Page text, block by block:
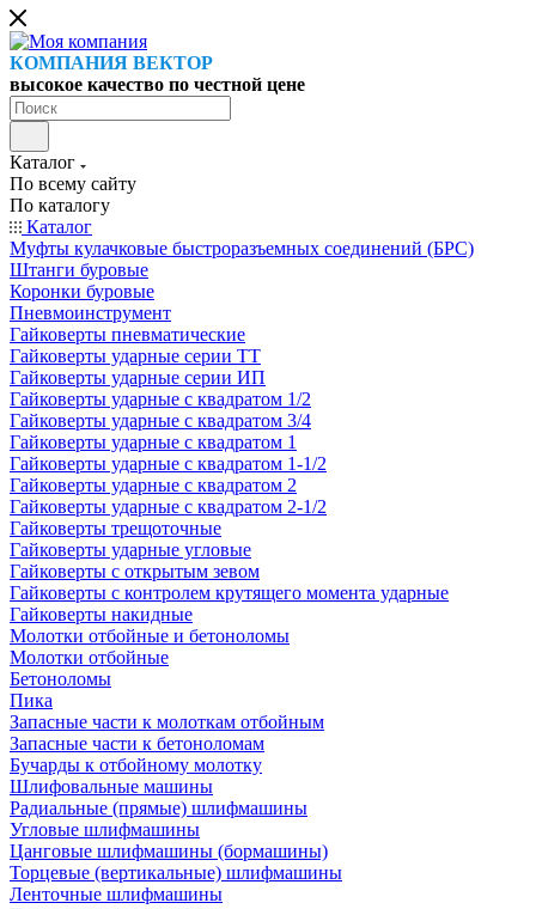
КОМПАНИЯ ВЕКТОР
высокое качество по честной цене
Каталог
По всему сайту
По каталогу
Каталог
Муфты кулачковые быстроразъемных соединений (БРС)
Штанги буровые
Коронки буровые
Пневмоинструмент
Гайковерты пневматические
Гайковерты ударные серии ТТ
Гайковерты ударные серии ИП
Гайковерты ударные с квадратом 1/2
Гайковерты ударные с квадратом 3/4
Гайковерты ударные с квадратом 1
Гайковерты ударные с квадратом 1-1/2
Гайковерты ударные с квадратом 2
Гайковерты ударные с квадратом 2-1/2
Гайковерты трещоточные
Гайковерты ударные угловые
Гайковерты с открытым зевом
Гайковерты с контролем крутящего момента ударные
Гайковерты накидные
Молотки отбойные и бетоноломы
Молотки отбойные
Бетоноломы
Пика
Запасные части к молоткам отбойным
Запасные части к бетоноломам
Бучарды к отбойному молотку
Шлифовальные машины
Радиальные (прямые) шлифмашины
Угловые шлифмашины
Цанговые шлифмашины (бормашины)
Торцевые (вертикальные) шлифмашины
Ленточные шлифмашины